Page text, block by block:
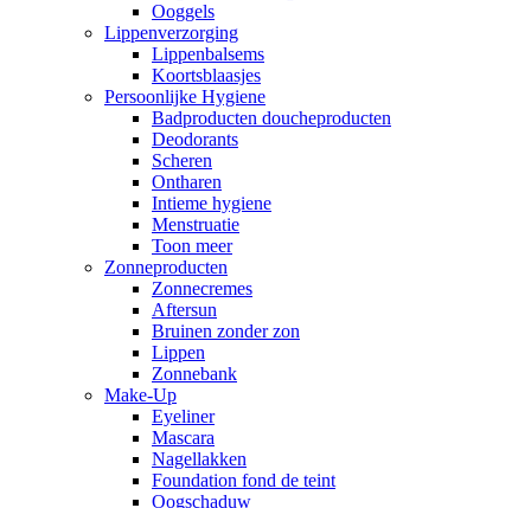
Ooggels
Lippenverzorging
Lippenbalsems
Koortsblaasjes
Persoonlijke Hygiene
Badproducten doucheproducten
Deodorants
Scheren
Ontharen
Intieme hygiene
Menstruatie
Toon meer
Zonneproducten
Zonnecremes
Aftersun
Bruinen zonder zon
Lippen
Zonnebank
Make-Up
Eyeliner
Mascara
Nagellakken
Foundation fond de teint
Oogschaduw